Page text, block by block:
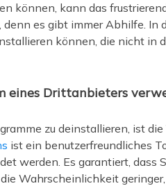
können, kann das
es gibt immer Abhilfe.
können, die nicht in
eines Drittanbieters
zu deinstallieren, ist
ist ein benutzerfreundliches
werden. Es garantiert, dass
Wahrscheinlichkeit